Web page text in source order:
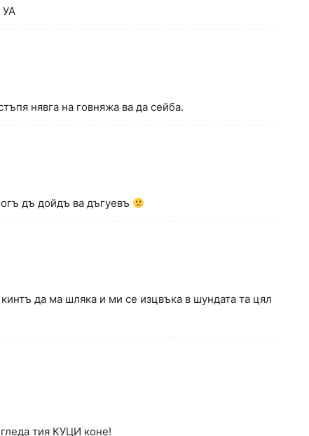
нявга на говняжа ва да сейба.
дъ дойдъ ва дъгуевъ
да ма шляка и ми се изцвъка в шундата та цял
тия КУЦИ коне!